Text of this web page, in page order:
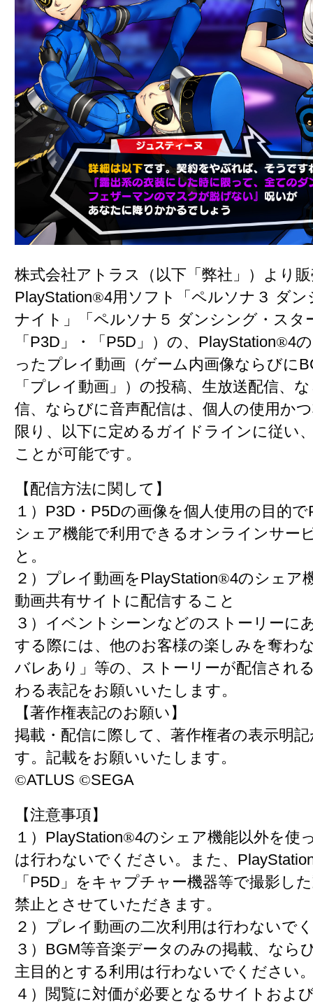
株式会社アトラス（以下「弊社」）より
PlayStation®4用ソフト「ペルソナ３ ダ
ナイト」「ペルソナ５ ダンシング・スタ
「P3D」・「P5D」）の、PlayStation®4
ったプレイ動画（ゲーム内画像ならびに
「プレイ動画」）の投稿、生放送配信、
信、ならびに音声配信は、個人の使用か
限り、以下に定めるガイドラインに従い
ことが可能です。
【配信方法に関して】
１）P3D・P5Dの画像を個人使用の目的で
シェア機能で利用できるオンラインサー
と。
２）プレイ動画をPlayStation®4のシェア
動画共有サイトに配信すること
３）イベントシーンなどのストーリーに
する際には、他のお客様の楽しみを奪わ
バレあり」等の、ストーリーが配信され
わる表記をお願いいたします。
【著作権表記のお願い】
掲載・配信に際して、著作権者の表示明
す。記載をお願いいたします。
©ATLUS ©SEGA
【注意事項】
１）PlayStation®4のシェア機能以外を使
は行わないでください。また、
「P5D」をキャプチャー機器等で撮影し
禁止とさせていただきます。
２）プレイ動画の二次利用は行わないで
３）BGM等音楽データのみの掲載、なら
主目的とする利用は行わないでください
４）閲覧に対価が必要となるサイトおよ